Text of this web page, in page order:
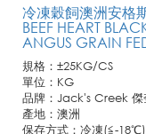
冷凍穀飼澳洲安格
BEEF HEART
ANGUS GRAIN
規格：±25KG/CS
單位：KG
品牌：Jack's Creek 傑
產地：澳洲
保存方式：冷凍(≦-18℃)